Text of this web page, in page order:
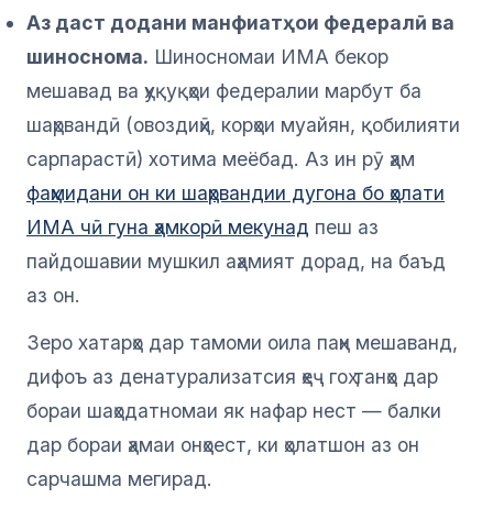
Аз даст додани манфиатҳои федералӣ ва
шиноснома. Шиносномаи ИМА бекор
мешавад ва ҳуқуқҳои федералии марбут ба
шаҳрвандӣ (овоздиҳӣ, корҳои муайян, қобилияти
сарпарастӣ) хотима меёбад. Аз ин рӯ ҳам
фаҳмидани он ки шаҳрвандии дугона бо ҳолати
ИМА чӣ гуна ҳамкорӣ мекунад пеш аз
пайдошавии мушкил аҳамият дорад, на баъд
аз он.
Зеро хатарҳо дар тамоми оила паҳн мешаванд,
дифоъ аз денатурализатсия ҳеҷ гоҳ танҳо дар
бораи шаҳодатномаи як нафар нест — балки
дар бораи ҳамаи онҳоест, ки ҳолатшон аз он
сарчашма мегирад.